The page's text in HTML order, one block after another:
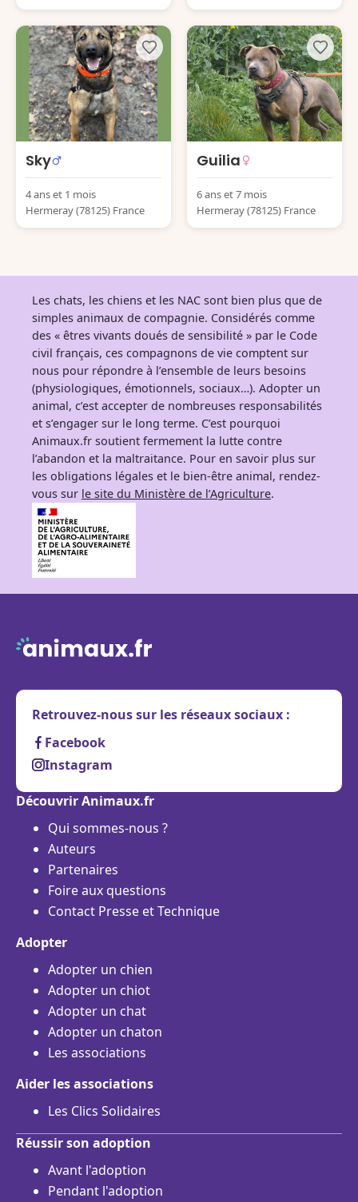
Sky
4 ans et 1 mois
Hermeray (78125) France
Guilia
6 ans et 7 mois
Hermeray (78125) France
Les chats, les chiens et les NAC sont bien plus que de
simples animaux de compagnie. Considérés comme
des « êtres vivants doués de sensibilité » par le Code
civil français, ces compagnons de vie comptent sur
nous pour répondre à l’ensemble de leurs besoins
(physiologiques, émotionnels, sociaux…). Adopter un
animal, c’est accepter de nombreuses responsabilités
et s’engager sur le long terme. C’est pourquoi
Animaux.fr soutient fermement la lutte contre
l’abandon et la maltraitance. Pour en savoir plus sur
les obligations légales et le bien-être animal, rendez-
vous sur le site du Ministère de l’Agriculture.
Retrouvez-nous sur les réseaux sociaux :
Facebook
Instagram
Découvrir Animaux.fr
Qui sommes-nous ?
Auteurs
Partenaires
Foire aux questions
Contact Presse et Technique
Adopter
Adopter un chien
Adopter un chiot
Adopter un chat
Adopter un chaton
Les associations
Aider les associations
Les Clics Solidaires
Réussir son adoption
Avant l'adoption
Pendant l'adoption